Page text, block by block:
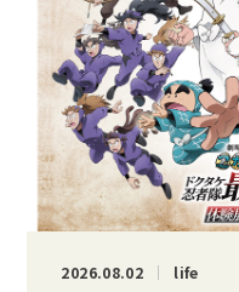
2026.08.02 life